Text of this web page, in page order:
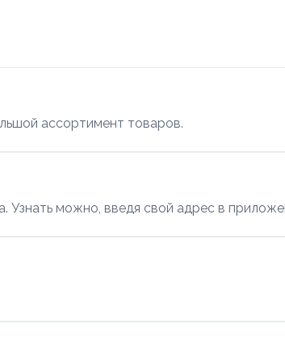
ассортимент товаров.
Узнать можно, введя свой адрес в